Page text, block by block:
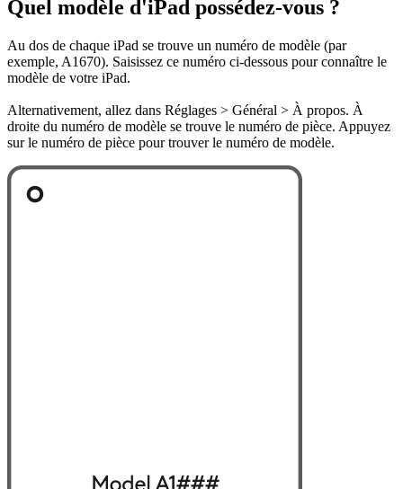
Quel modèle d'iPad possédez-vous ?
Au dos de chaque iPad se trouve un numéro de modèle (par
exemple, A1670). Saisissez ce numéro ci-dessous pour connaître le
modèle de votre iPad.
Alternativement, allez dans Réglages > Général > À propos. À
droite du numéro de modèle se trouve le numéro de pièce. Appuyez
sur le numéro de pièce pour trouver le numéro de modèle.